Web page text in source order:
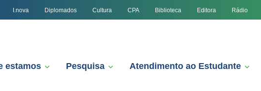
I.nova Diplomados Cultura CPA Biblioteca Editora Rádio
estamos Pesquisa Atendimento ao Estudante